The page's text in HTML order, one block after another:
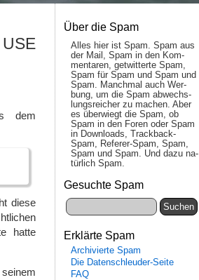
dem
diese
hatte
Über die Spam
Alles hier ist Spam. Spam aus
der Mail, Spam in den Kom­
men­taren, ge­twit­ter­te Spam,
Spam für Spam und Spam und
Spam. Manch­mal auch Wer­
bung, um die Spam ab­wechs­
lungs­reich­er zu mach­en. Aber
es über­wiegt die Spam, ob
Spam in den Fo­ren oder Spam
in Down­loads, Track­back-
Spam, Re­fe­rer-Spam, Spam,
Spam und Spam. Und da­zu na­
tür­lich Spam.
Gesuchte Spam
Erklärte Spam
Archivierte Spam
Die Datenschleuder-Seite
FAQ